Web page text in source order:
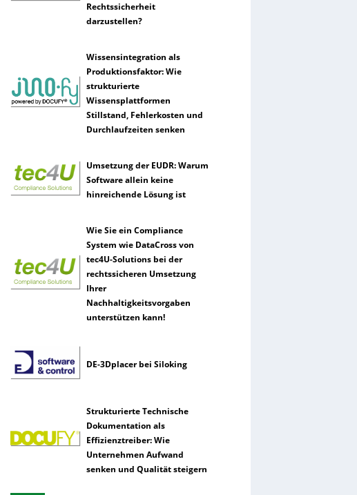
Rechtssicherheit
darzustellen?
Wissensintegration als
Produktionsfaktor: Wie
strukturierte
Wissensplattformen
Stillstand, Fehlerkosten und
Durchlaufzeiten senken
Umsetzung der EUDR: Warum
Software allein keine
hinreichende Lösung ist
Wie Sie ein Compliance
System wie DataCross von
tec4U-Solutions bei der
rechtssicheren Umsetzung
Ihrer
Nachhaltigkeitsvorgaben
unterstützen kann!
DE-3Dplacer bei Siloking
Strukturierte Technische
Dokumentation als
Effizienztreiber: Wie
Unternehmen Aufwand
senken und Qualität steigern